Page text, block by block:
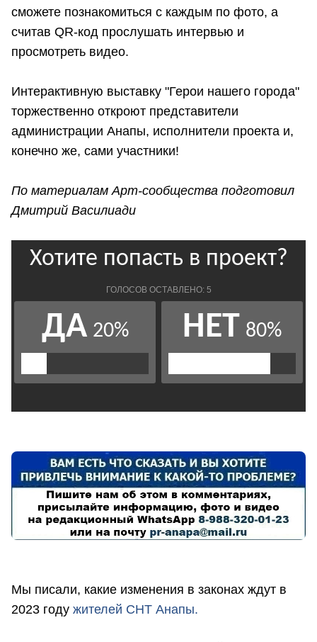
сможете познакомиться с каждым по фото, а
считав QR-код прослушать интервью и
просмотреть видео.
Интерактивную выставку "Герои нашего города"
торжественно откроют представители
администрации Анапы, исполнители проекта и,
конечно же, сами участники!
По материалам Арт-сообщества подготовил
Дмитрий Василиади
Мы писали, какие изменения в законах ждут в
2023 году жителей СНТ Анапы.